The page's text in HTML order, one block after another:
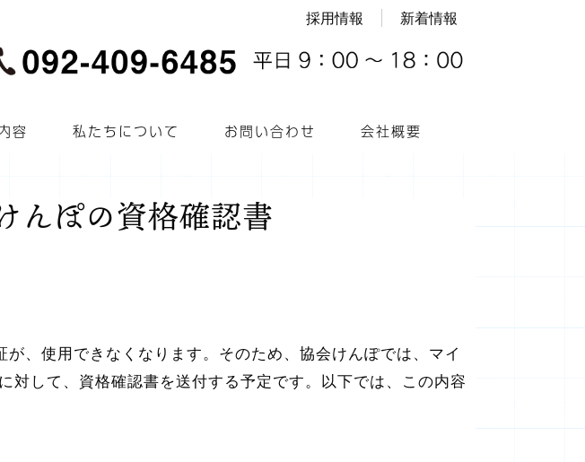
採用情報 新着情報
容 私たちについて お問い合わせ 会社概要
ぽの資格確認書
、使用できなくなります。そのため、協会けんぽでは、マイ
して、資格確認書を送付する予定です。以下では、この内容